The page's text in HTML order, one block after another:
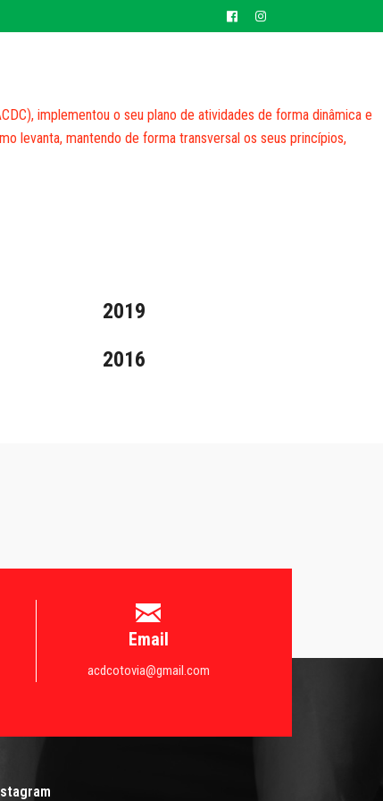
implementou o seu plano de atividades de forma dinâmica e
levanta, mantendo de forma transversal os seus princípios,
2019
2016
Email
acdcotovia@gmail.com